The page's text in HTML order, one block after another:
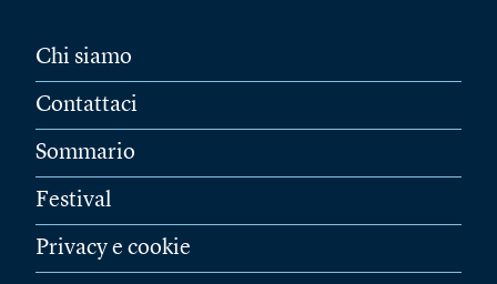
Chi siamo
Contattaci
Sommario
Festival
Privacy e cookie